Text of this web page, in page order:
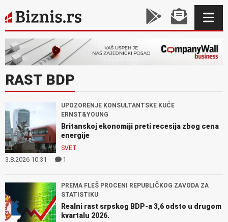
RAST BDP
UPOZORENJE KONSULTANTSKE KUĆE
ERNST&YOUNG
Britanskoj ekonomiji preti recesija zbog cena
energije
SVET
3.8.2026 10:31 1
PREMA FLEŠ PROCENI REPUBLIČKOG ZAVODA ZA
STATISTIKU
Realni rast srpskog BDP-a 3,6 odsto u drugom
kvartalu 2026.